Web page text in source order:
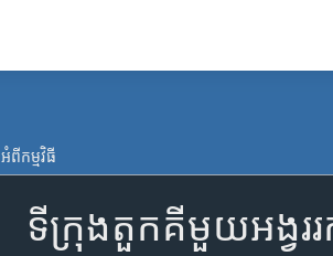
អំពី​កម្មវិធី​
ទីក្រុង​តួកគី​មួយ​អង្វរ​